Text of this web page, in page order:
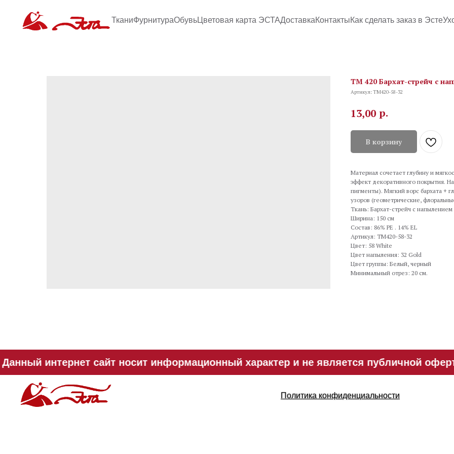
ТканиФурнитураОбувьЦветовая карта ЭСТАДоставкаКонтактыКак сделать заказ в Эсте
TM 420 Бархат-стрейч с
Артикул:TM420-58-32
13,00 р.
В корзину
Материал сочетает глубину и
эффект декоративного покрытия.
пигменты). Мягкий ворс бархата +
узоров (геометрические,
Ткань: Бархат-стрейч с напылением
Ширина: 150 см
Состав: 86% PE . 14% EL
Артикул: TM420-58-32
Цвет: 58 White
Цвет напыления: 32 Gold
Цвет группы: Белый, черный
Минимальный отрез: 20 см.
Данный интернет сайт носит информационный характер и не является публичной
Политика конфиденциальности